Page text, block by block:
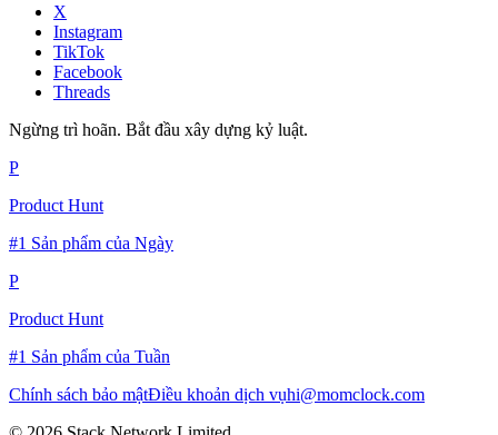
X
Instagram
TikTok
Facebook
Threads
Ngừng trì hoãn. Bắt đầu xây dựng kỷ luật.
P
Product Hunt
#1 Sản phẩm của Ngày
P
Product Hunt
#1 Sản phẩm của Tuần
Chính sách bảo mậtĐiều khoản dịch vụhi@momclock.com